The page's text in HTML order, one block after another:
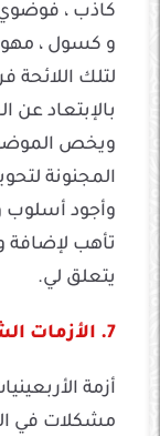
كاذب ،
و كسول ،
لتلك اللائحة
بالإبتعاد عن
ويخص الموضوع
المجنونة
وأجود أسلوب
تأهب لإضافة
يتعلق لي.
7. الأزمات الشخصية والاقتصادية
أزمة
مشكلات في